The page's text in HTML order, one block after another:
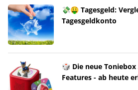
💸🤑 Tagesgeld:
Tagesgeldkonto
🎲 Die neue
Features - ab heute